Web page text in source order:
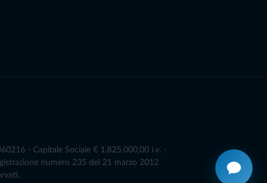
- Capitale Sociale € 1.825.000,00 i.v. -
numero 235 del 21 marzo 2012